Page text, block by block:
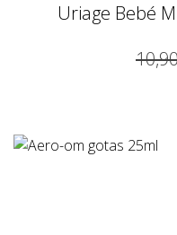
Uriage Bebé